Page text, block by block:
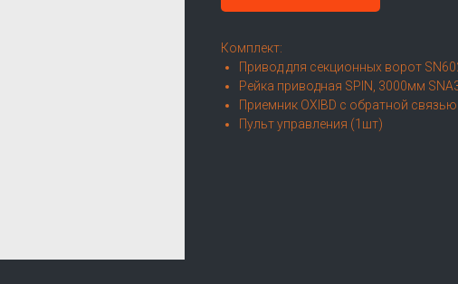
Комплект:
Привод для секционных ворот
Рейка приводная SPIN, 3000мм
Приемник OXIBD с обратной
Пульт управления (1шт)